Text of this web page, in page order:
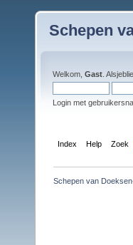
Schepen
Welkom, Gast .
Login met
Index Help Zoek
Schepen van